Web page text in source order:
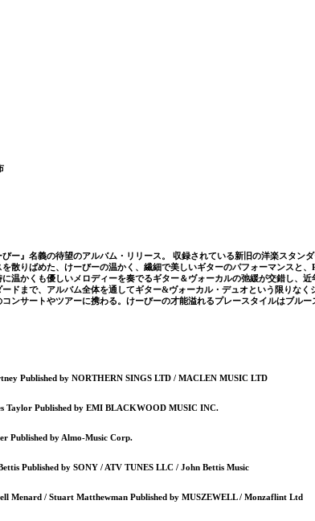
ー』名義の待望のアルバム・リリース。 収録されている新旧の洋楽スタ
散りばめた、けーびーの温かく、繊細で美しいギターのパフォーマンス
温かくも優しいメロディーを奏でるギター＆ヴォーカルの弛緩が交錯し
ドまで、アルバム全体を通してギター&ヴォーカル・デュオという限りな
ンサートやツアーに携わる。けーびーの才能溢れるプレースタイルはブ
Published by NORTHERN SINGS LTD / MACLEN MUSIC LTD
Taylor Published by EMI BLACKWOOD MUSIC INC.
Published by Almo-Music Corp.
Published by SONY / ATV TUNES LLC / John Bettis Music
Menard / Stuart Matthewman Published by MUSZEWELL / Monzaflint Ltd